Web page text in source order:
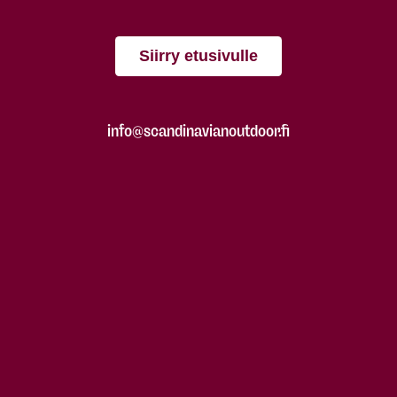
Siirry etusivulle
info@scandinavianoutdoor.fi